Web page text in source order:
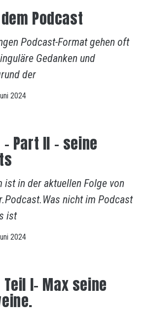
Podcast
Podcast-Format gehen oft
Gedanken und
der
2024
– Part II – seine
ist in der aktuellen Folge von
nicht im Podcast
ist
2024
Teil I- Max seine